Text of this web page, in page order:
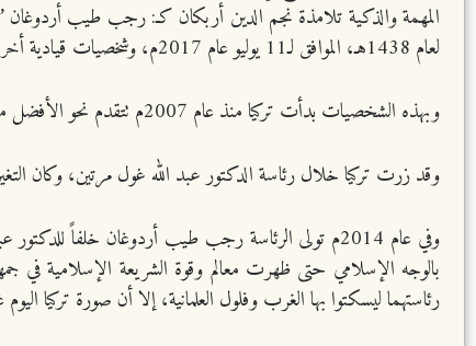
لعام 1438هـ، الموافق لـ11 يوليو عام 2017م، وشخصيات قيادية أخرى في الجيش والهيئات والوزارات.
وبهذه الشخصيات بدأت تركيا منذ عام 2007م تتقدم نحو الأفضل من الناحية الدينية، وبدأ أثر التحسن الديني على مستوى قوانين وأنظمة ووزارات وهيئات ومرافق الدولة التركية.
وقد زرت تركيا خلال رئاسة الدكتور عبد الله غول مرتين، وكان
وفي عام 2014م تولى الرئاسة رجب طيب أردوغان خلفاً
بالوجه الإسلامي حتى ظهرت معالم وقوة الشريعة الإسلامية في
رئاستهما ليسكتوا بها الغرب وفلول العلمانية، إلا أن صورة تركيا اليوم